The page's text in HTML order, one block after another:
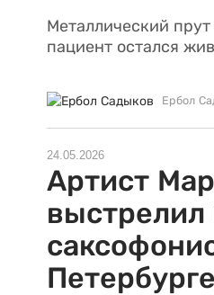
Металлический
пациент остался
Ербол
24.05.2026
Артист
выстрелил
Петербурге